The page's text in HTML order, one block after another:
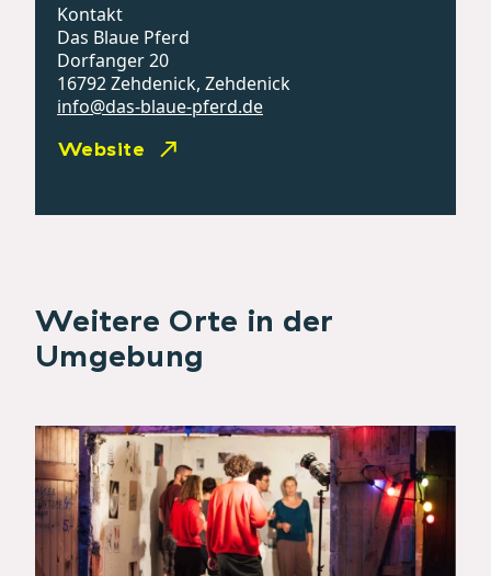
Kontakt
Das Blaue Pferd
Dorfanger 20
16792 Zehdenick, Zehdenick
info@das-blaue-pferd.de
Website
Weitere Orte in der
Umgebung